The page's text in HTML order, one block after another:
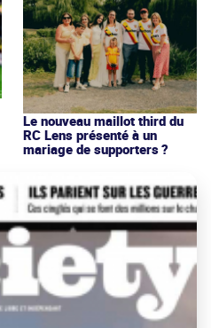
Le nouveau maillot third du
RC Lens présenté à un
mariage de supporters ?